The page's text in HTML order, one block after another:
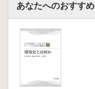
あなたへのおすすめ